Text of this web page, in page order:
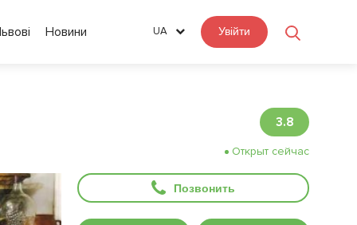
Новини UA Увійти
3.8
Открыт сейчас
Позвонить